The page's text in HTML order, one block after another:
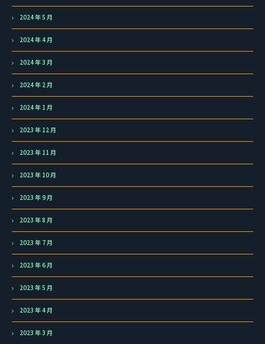
2024 年 5 月
2024 年 4 月
2024 年 3 月
2024 年 2 月
2024 年 1 月
2023 年 12 月
2023 年 11 月
2023 年 10 月
2023 年 9 月
2023 年 8 月
2023 年 7 月
2023 年 6 月
2023 年 5 月
2023 年 4 月
2023 年 3 月